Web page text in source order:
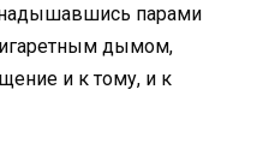
надышавшись парами
дымом,
и к тому, и к